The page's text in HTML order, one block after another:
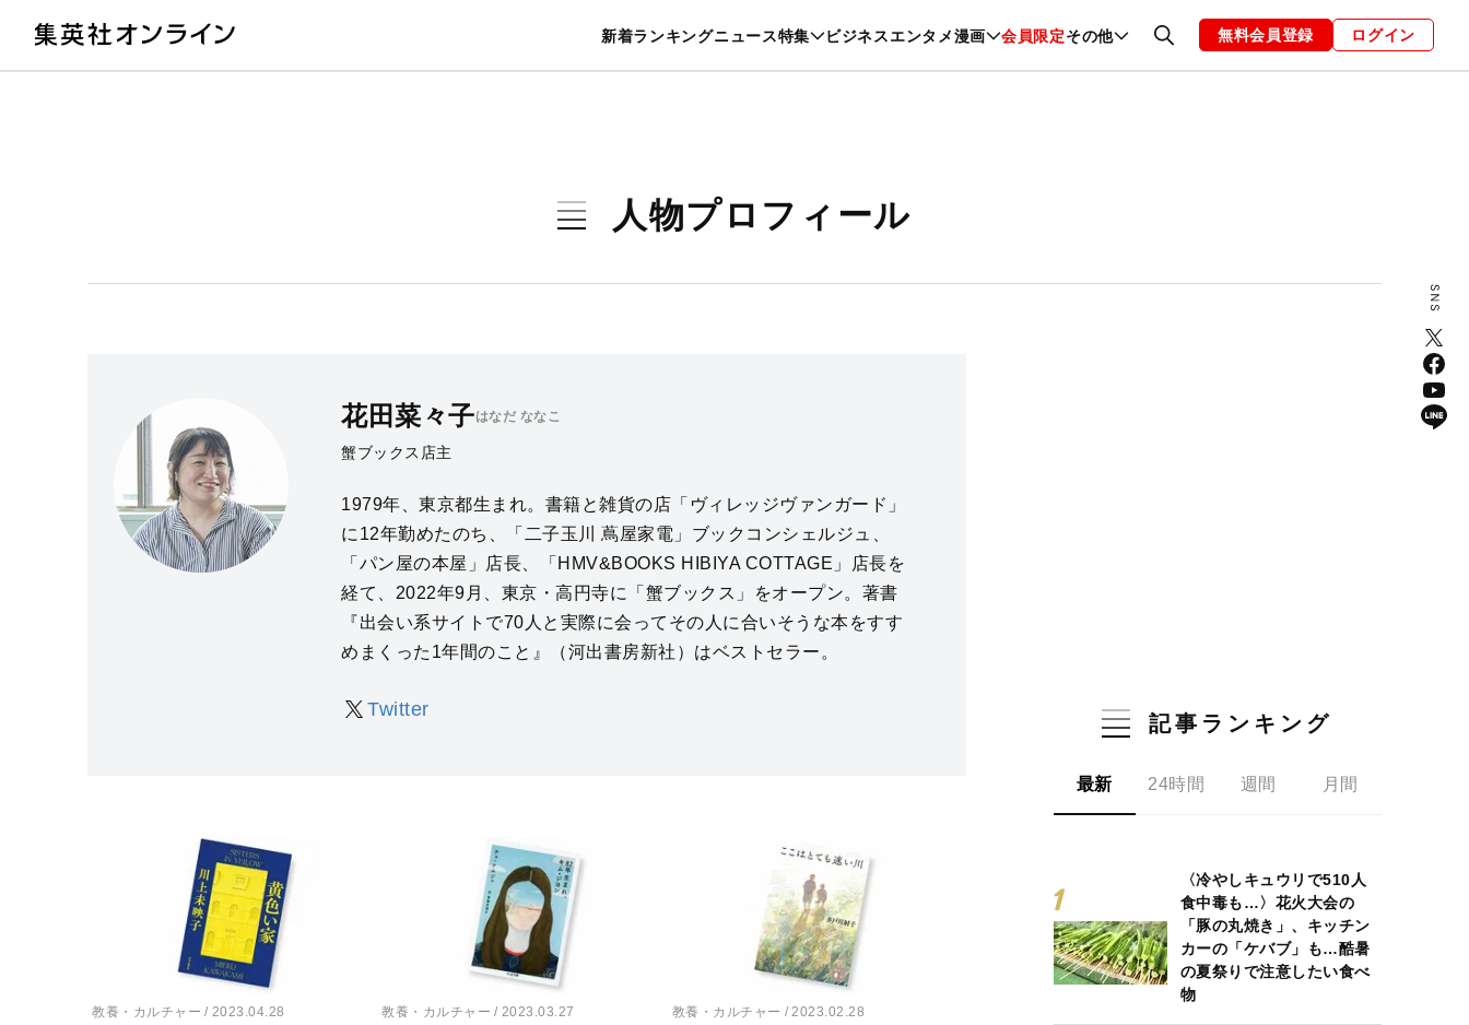
新着ランキングニュース特集 ビジネスエンタメ漫画 会員限定その他
暮らし スポーツ ヘルスケア 美容 グルメ ファッション 恋愛・結婚 編集部 お知らせ
無料会員登録 ログイン
人物プロフィール
花田菜々子はなだ ななこ
蟹ブックス店主
1979年、東京都生まれ。書籍と雑貨の店「ヴィレッジヴァンガード」
に12年勤めたのち、「二子玉川 蔦屋家電」ブックコンシェルジュ、
「パン屋の本屋」店長、「HMV&BOOKS HIBIYA COTTAGE」店長を
経て、2022年9月、東京・高円寺に「蟹ブックス」をオープン。著書
『出会い系サイトで70人と実際に会ってその人に合いそうな本をすす
めまくった1年間のこと』（河出書房新社）はベストセラー。
Twitter
教養・カルチャー 2023.04.28 教養・カルチャー 2023.03.27 教養・カルチャー 2023.02.28
記事ランキング
最新 24時間 週間 月間
〈冷やしキュウリで510人
食中毒も…〉花火大会の
「豚の丸焼き」、キッチン
カーの「ケバブ」も…酷暑
の夏祭りで注意したい食べ
物